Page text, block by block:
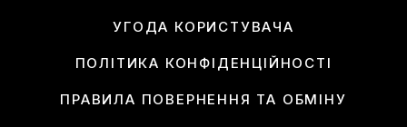
УГОДА КОРИСТУВАЧА
ПОЛІТИКА КОНФІДЕНЦІЙНОСТІ
ПРАВИЛА ПОВЕРНЕННЯ ТА ОБМІНУ